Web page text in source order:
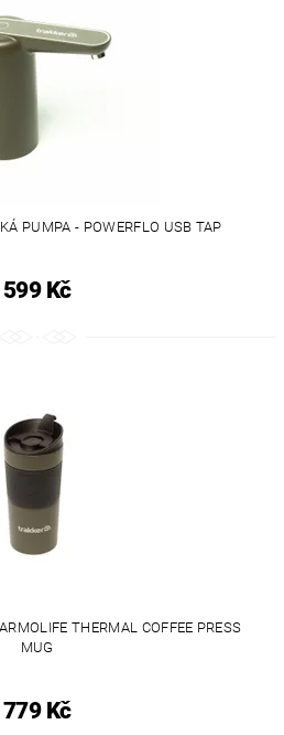
PUMPA - POWERFLO USB TAP
599 Kč
THERMAL COFFEE PRESS
MUG
779 Kč